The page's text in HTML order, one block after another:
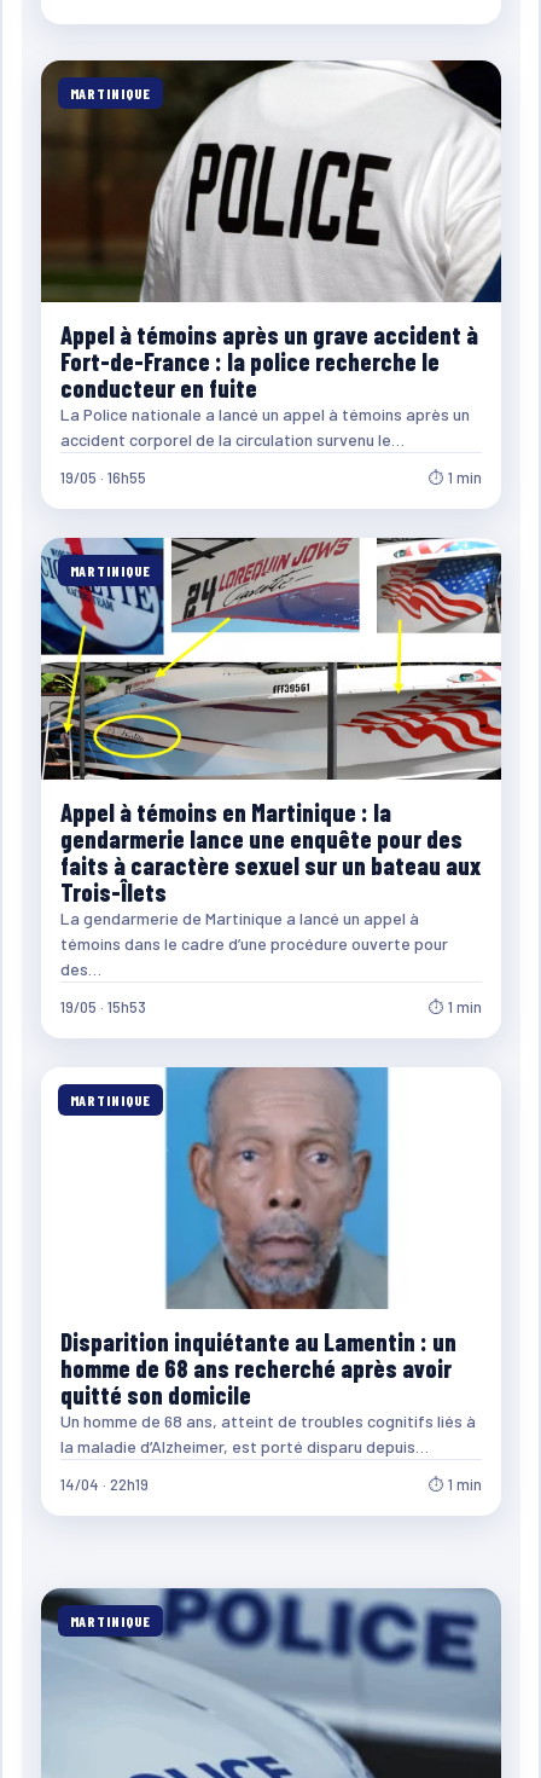
MARTINIQUE
Appel à témoins après un grave accident à
Fort-de-France : la police recherche le
conducteur en fuite
La Police nationale a lancé un appel à témoins après un
accident corporel de la circulation survenu le…
19/05 · 16h55 ⏱ 1 min
MARTINIQUE
Appel à témoins en Martinique : la
gendarmerie lance une enquête pour des
faits à caractère sexuel sur un bateau aux
Trois-Îlets
La gendarmerie de Martinique a lancé un appel à
témoins dans le cadre d’une procédure ouverte pour
des…
19/05 · 15h53 ⏱ 1 min
MARTINIQUE
Disparition inquiétante au Lamentin : un
homme de 68 ans recherché après avoir
quitté son domicile
Un homme de 68 ans, atteint de troubles cognitifs liés à
la maladie d’Alzheimer, est porté disparu depuis…
14/04 · 22h19 ⏱ 1 min
MARTINIQUE